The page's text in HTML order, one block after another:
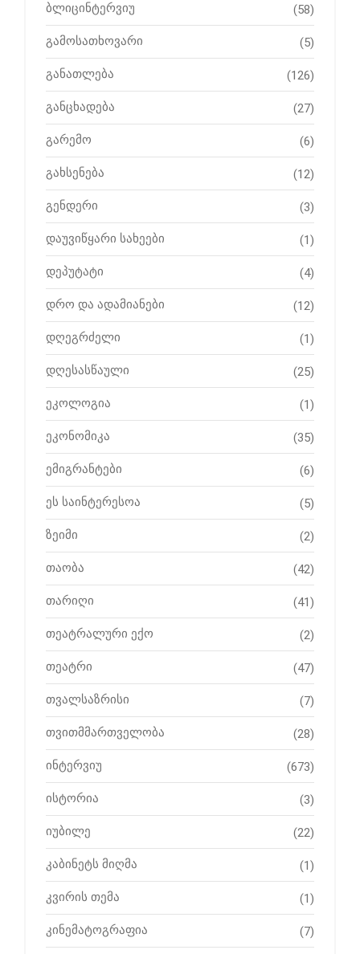
ბლიცინტერვიუ (58)
გამოსათხოვარი (5)
განათლება (126)
განცხადება (27)
გარემო (6)
გახსენება (12)
გენდერი (3)
დაუვიწყარი სახეები (1)
დეპუტატი (4)
დრო და ადამიანები (12)
დღეგრძელი (1)
დღესასწაული (25)
ეკოლოგია (1)
ეკონომიკა (35)
ემიგრანტები (6)
ეს საინტერესოა (5)
ზეიმი (2)
თაობა (42)
თარიღი (41)
თეატრალური ექო (2)
თეატრი (47)
თვალსაზრისი (7)
თვითმმართველობა (28)
ინტერვიუ (673)
ისტორია (3)
იუბილე (22)
კაბინეტს მიღმა (1)
კვირის თემა (1)
კინემატოგრაფია (7)